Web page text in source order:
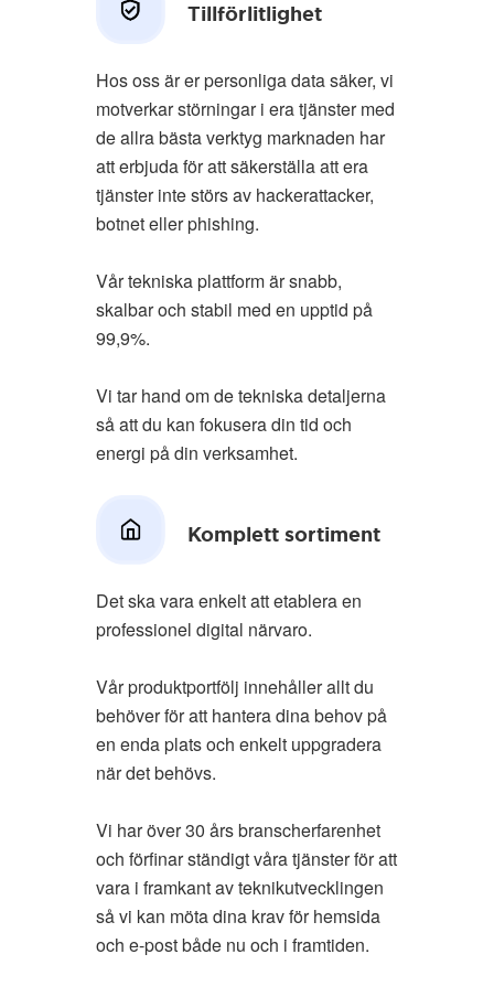
Tillförlitlighet
Hos oss är er personliga data säker, vi
motverkar störningar i era tjänster med
de allra bästa verktyg marknaden har
att erbjuda för att säkerställa att era
tjänster inte störs av hackerattacker,
botnet eller phishing.
Vår tekniska plattform är snabb,
skalbar och stabil med en upptid på
99,9%.
Vi tar hand om de tekniska detaljerna
så att du kan fokusera din tid och
energi på din verksamhet.
Komplett sortiment
Det ska vara enkelt att etablera en
professionel digital närvaro.
Vår produktportfölj innehåller allt du
behöver för att hantera dina behov på
en enda plats och enkelt uppgradera
när det behövs.
Vi har över 30 års branscherfarenhet
och förfinar ständigt våra tjänster för att
vara i framkant av teknikutvecklingen
så vi kan möta dina krav för hemsida
och e-post både nu och i framtiden.